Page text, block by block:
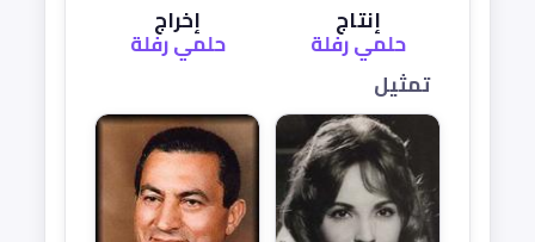
إنتاج
حلمي رفلة
إخراج
حلمي رفلة
تمثيل